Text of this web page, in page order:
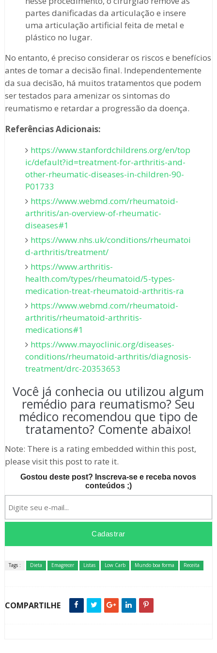
partes danificadas da articulação e insere
uma articulação artificial feita de metal e
plástico no lugar.
No entanto, é preciso considerar os riscos e benefícios
antes de tomar a decisão final. Independentemente
da sua decisão, há muitos tratamentos que podem
ser testados para amenizar os sintomas do
reumatismo e retardar a progressão da doença.
Referências Adicionais:
https://www.stanfordchildrens.org/en/top
ic/default?id=treatment-for-arthritis-and-
other-rheumatic-diseases-in-children-90-
P01733
https://www.webmd.com/rheumatoid-
arthritis/an-overview-of-rheumatic-
diseases#1
https://www.nhs.uk/conditions/rheumatoi
d-arthritis/treatment/
https://www.arthritis-
health.com/types/rheumatoid/5-types-
medication-treat-rheumatoid-arthritis-ra
https://www.webmd.com/rheumatoid-
arthritis/rheumatoid-arthritis-
medications#1
https://www.mayoclinic.org/diseases-
conditions/rheumatoid-arthritis/diagnosis-
treatment/drc-20353653
Você já conhecia ou utilizou algum
remédio para reumatismo? Seu
médico recomendou que tipo de
tratamento? Comente abaixo!
Note: There is a rating embedded within this post,
please visit this post to rate it.
Gostou deste post? Inscreva-se e receba novos
conteúdos ;)
Tags : Dieta Emagrecer Listas Low Carb Mundo boa forma Receita
COMPARTILHE